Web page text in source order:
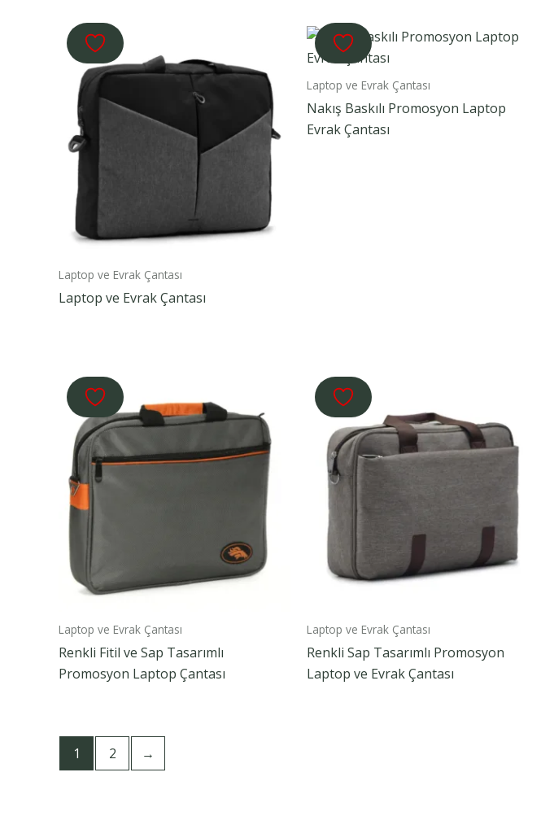
Laptop ve Evrak Çantası
Laptop ve Evrak Çantası
Laptop ve Evrak Çantası
Nakış Baskılı Promosyon Laptop
Evrak Çantası
Laptop ve Evrak Çantası
Renkli Fitil ve Sap Tasarımlı
Promosyon Laptop Çantası
Laptop ve Evrak Çantası
Renkli Sap Tasarımlı Promosyon
Laptop ve Evrak Çantası
1 2 →